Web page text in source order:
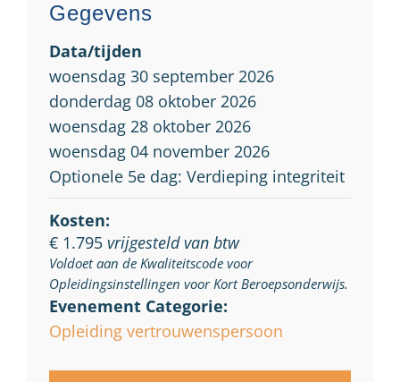
Gegevens
Data/tijden
woensdag 30 september 2026
donderdag 08 oktober 2026
woensdag 28 oktober 2026
woensdag 04 november 2026
Optionele 5e dag: Verdieping integriteit
Kosten:
€ 1.795 vrijgesteld van btw
Voldoet aan de Kwaliteitscode voor
Opleidingsinstellingen voor Kort Beroepsonderwijs.
Evenement Categorie:
Opleiding vertrouwenspersoon